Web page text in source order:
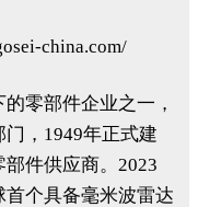
china.com/
零部件企业之一，
，1949年正式建
件供应商。2023
个具备毫米波雷达